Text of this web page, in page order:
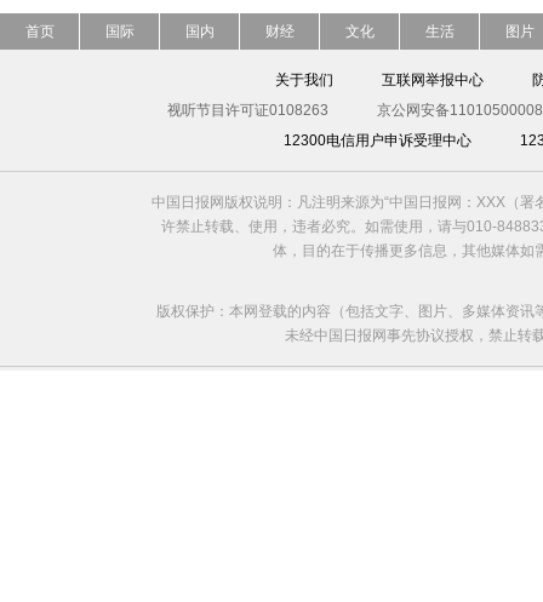
首页 国际 国内 财经 文化 生活 图片
关于我们 互联网举报中心
视听节目许可证0108263
京公网安备
12300电信用户申诉受理中心
中国日报网版权说明：凡注明来源为“中国日报网：XXX（
许禁止转载、使用，违者必究。如需使用，请与010-
体，目的在于传播更多信息，其他媒体
版权保护：本网登载的内容（包括文字、图片、多媒体资
未经中国日报网事先协议授权，禁止转